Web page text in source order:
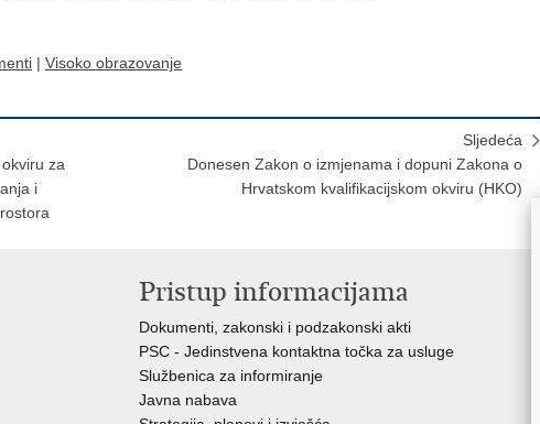
| Visoko obrazovanje
za
i
Sljedeća
Donesen Zakon o izmjenama i dopuni Zakona o
Hrvatskom kvalifikacijskom okviru (HKO)
Pristup informacijama
Dokumenti, zakonski i podzakonski akti
PSC - Jedinstvena kontaktna točka za usluge
Službenica za informiranje
Javna nabava